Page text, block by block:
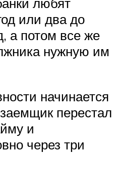
или два до
а потом все же
нужную им
начинается
перестал
и
через три